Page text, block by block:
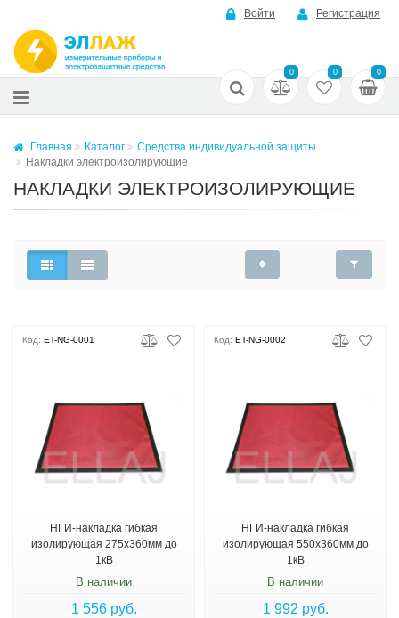
Войти Регистрация
0 0 0
Главная Каталог
Средства индивидуальной защиты
Накладки электроизолирующие
НАКЛАДКИ ЭЛЕКТРОИЗОЛИРУЮЩИЕ
Код: ET-NG-0001
НГИ-накладка гибкая
изолирующая 275х360мм до
1кВ
В наличии
1 556 руб.
Код: ET-NG-0002
НГИ-накладка гибкая
изолирующая 550х360мм до
1кВ
В наличии
1 992 руб.